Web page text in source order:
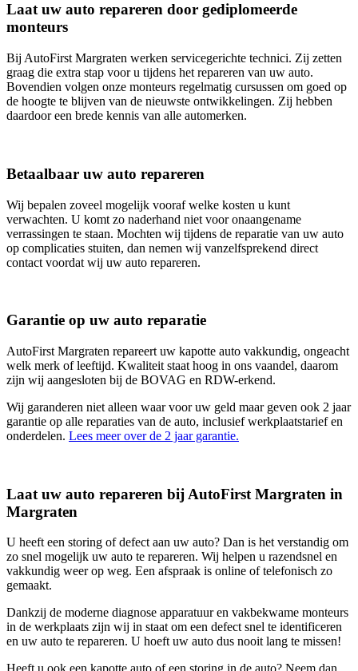
Laat uw auto repareren door gediplomeerde
monteurs
Bij AutoFirst Margraten werken servicegerichte technici. Zij zetten
graag die extra stap voor u tijdens het repareren van uw auto.
Bovendien volgen onze monteurs regelmatig cursussen om goed op
de hoogte te blijven van de nieuwste ontwikkelingen. Zij hebben
daardoor een brede kennis van alle automerken.
Betaalbaar uw auto repareren
Wij bepalen zoveel mogelijk vooraf welke kosten u kunt
verwachten. U komt zo naderhand niet voor onaangename
verrassingen te staan. Mochten wij tijdens de reparatie van uw auto
op complicaties stuiten, dan nemen wij vanzelfsprekend direct
contact voordat wij uw auto repareren.
Garantie op uw auto reparatie
AutoFirst Margraten repareert uw kapotte auto vakkundig, ongeacht
welk merk of leeftijd. Kwaliteit staat hoog in ons vaandel, daarom
zijn wij aangesloten bij de BOVAG en RDW-erkend.
Wij garanderen niet alleen waar voor uw geld maar geven ook 2 jaar
garantie op alle reparaties van de auto, inclusief werkplaatstarief en
onderdelen. Lees meer over de 2 jaar garantie.
Laat uw auto repareren bij AutoFirst Margraten in
Margraten
U heeft een storing of defect aan uw auto? Dan is het verstandig om
zo snel mogelijk uw auto te repareren. Wij helpen u razendsnel en
vakkundig weer op weg. Een afspraak is online of telefonisch zo
gemaakt.
Dankzij de moderne diagnose apparatuur en vakbekwame monteurs
in de werkplaats zijn wij in staat om een defect snel te identificeren
en uw auto te repareren. U hoeft uw auto dus nooit lang te missen!